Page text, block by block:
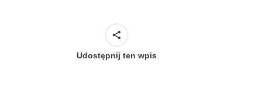
Udostępnij ten wpis